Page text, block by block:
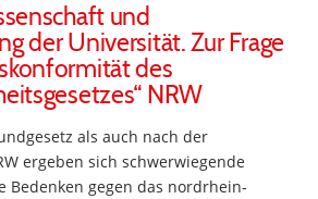
und
der Universität. Zur Frage
des
NRW
als auch nach der
ergeben sich schwerwiegende
Bedenken gegen das nordrhein-